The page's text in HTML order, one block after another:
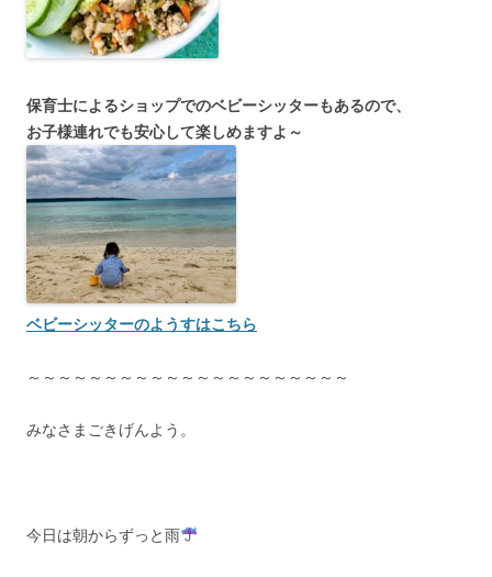
保育士によるショップでのベビーシッターもあるので、
お子様連れでも安心して楽しめますよ～
ベビーシッターのようすはこちら
～～～～～～～～～～～～～～～～～～～～～
みなさまごきげんよう。
今日は朝からずっと雨